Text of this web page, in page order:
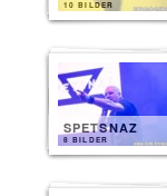
10 BILDER
SPETSNAZ
8 BILDER